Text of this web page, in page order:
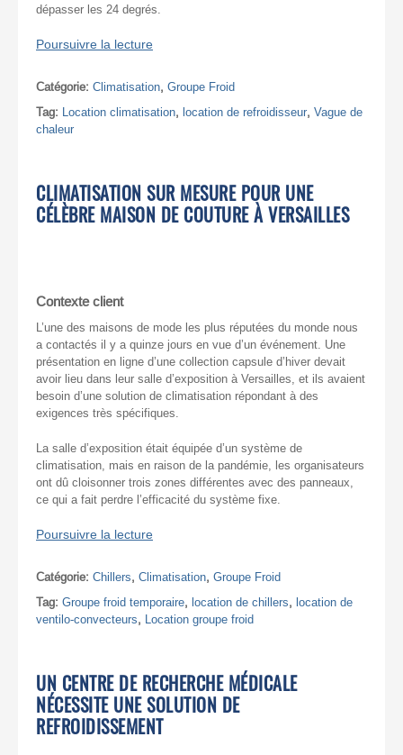
dépasser les 24 degrés.
Poursuivre la lecture
Catégorie: Climatisation, Groupe Froid
Tag: Location climatisation, location de refroidisseur, Vague de
chaleur
CLIMATISATION SUR MESURE POUR UNE
CÉLÈBRE MAISON DE COUTURE À VERSAILLES
Contexte client
L’une des maisons de mode les plus réputées du monde nous
a contactés il y a quinze jours en vue d’un événement. Une
présentation en ligne d’une collection capsule d’hiver devait
avoir lieu dans leur salle d’exposition à Versailles, et ils avaient
besoin d’une solution de climatisation répondant à des
exigences très spécifiques.
La salle d’exposition était équipée d’un système de
climatisation, mais en raison de la pandémie, les organisateurs
ont dû cloisonner trois zones différentes avec des panneaux,
ce qui a fait perdre l’efficacité du système fixe.
Poursuivre la lecture
Catégorie: Chillers, Climatisation, Groupe Froid
Tag: Groupe froid temporaire, location de chillers, location de
ventilo-convecteurs, Location groupe froid
UN CENTRE DE RECHERCHE MÉDICALE
NÉCESSITE UNE SOLUTION DE
REFROIDISSEMENT